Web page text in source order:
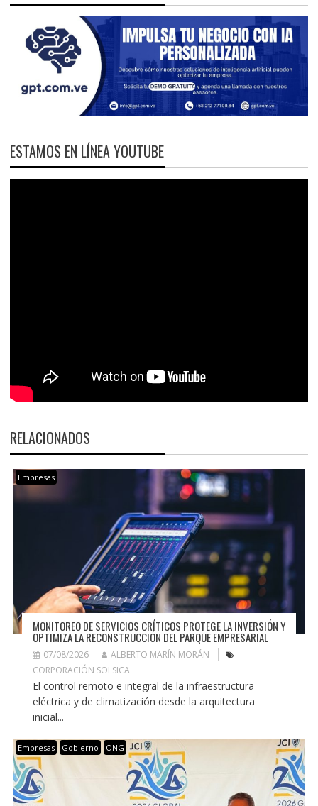
ESTAMOS EN LÍNEA YOUTUBE
RELACIONADOS
Empresas
MONITOREO DE SERVICIOS CRÍTICOS PROTEGE LA INVERSIÓN Y
OPTIMIZA LA RECONSTRUCCIÓN DEL PARQUE EMPRESARIAL
07/08/2026
ALBERTO MARÍN MORÁN
CORPORACIÓN SOLSICA
El control remoto e integral de la infraestructura
eléctrica y de climatización desde la arquitectura
inicial...
Empresas Gobierno ONG